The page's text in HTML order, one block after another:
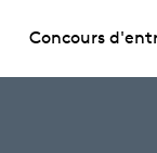
Concours